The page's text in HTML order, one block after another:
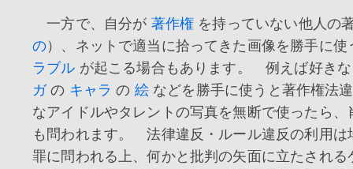
一方で、自分が 著作権 を持っていない他人の
の）、ネットで適当に拾ってきた画像を勝手に
ラブル が起こる場合もあります。 例えば好き
ガの キャラ の 絵などを勝手に使うと著作権法
なアイドルやタレントの写真を無断で使ったら、
も問われます。 法律違反・ルール違反の利用は
罪に問われる上、何かと批判の矢面に立たされる